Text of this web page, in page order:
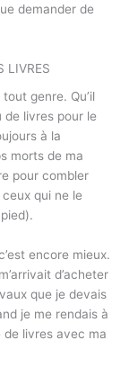
demander de
LIVRES
genre. Qu’il
de livres pour le
à la
morts de ma
pour combler
qui ne le
encore mieux.
d’acheter
que je devais
je me rendais à
de livres avec ma